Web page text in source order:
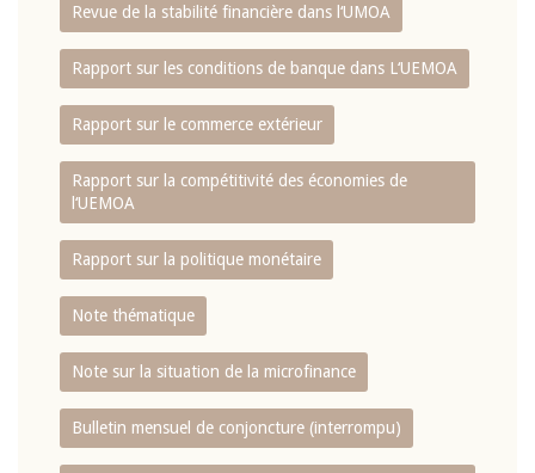
Revue de la stabilité financière dans l‘UMOA
Rapport sur les conditions de banque dans L‘UEMOA
Rapport sur le commerce extérieur
Rapport sur la compétitivité des économies de
l‘UEMOA
Rapport sur la politique monétaire
Note thématique
Note sur la situation de la microfinance
Bulletin mensuel de conjoncture (interrompu)